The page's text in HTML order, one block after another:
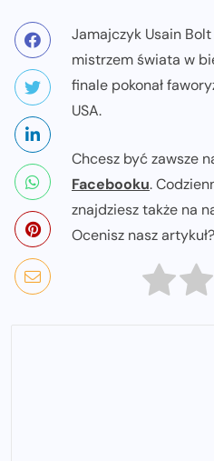
Jamajczyk Usain
mistrzem świata w
finale pokonał
USA.
Chcesz być zawsze
Facebooku.
znajdziesz także na
Ocenisz nasz